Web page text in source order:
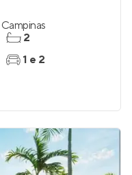
Campinas
2
1 e 2